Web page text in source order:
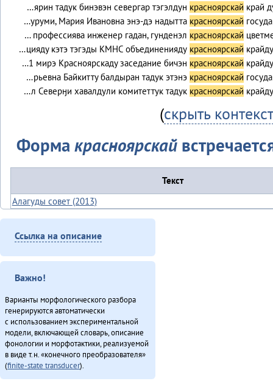
…ярин тадук бинэвэн севергар тэгэлдун красноярскай край
…уруми, Мария Ивановна энэ-дэ надытта красноярскай
… профессиява инженер гадан, гунденэл красноярскай
…цияду кэтэ тэгэды КМНС объединенияду красноярскай
…1 мирэ Красноярскаду заседание бичэн красноярскай
…рьевна Байкитту балдыран тадук этэнэ красноярскай
…л Северӈи хавалдули комитеттук тадук красноярскай
(скрыть контекст
Формакрасноярскай
Текст
Алагуды совет (2013)
Ванавараӈи таткиттун юбилей (2013)
Виктор Гаюльскай: «Севергар инмэн одёнэл» (2013)
Губернаторвун «севергар» статустулин (2013)
Дуннэ баилин. «Бугава дэсутвэт» (2013)
балдыдяӈал» (2013)
Мэнӈи хаван (2013)
Неӈнери Этэечимни тырганин (2013)
Омакта министерство хаван (2013)
Ороды этэекитту бэлэн (2013)
«Орорво иргичимнил» Китайду (2013)
Ссылка на описание
Важно!
Варианты морфологического разбора
генерируются автоматически
с использованием экспериментальной
модели, включающей словарь, описание
фонологии и морфотактики, реализуемой
в виде т.н. «конечного преобразователя»
(finite-state transducer).